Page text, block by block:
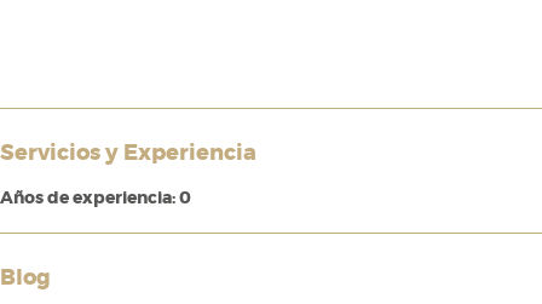
Servicios y Experiencia
Años de experiencia: 0
Blog